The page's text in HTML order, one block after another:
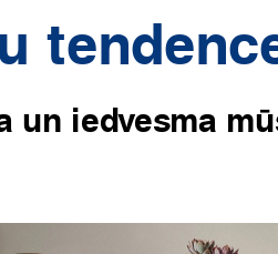
un iedvesma